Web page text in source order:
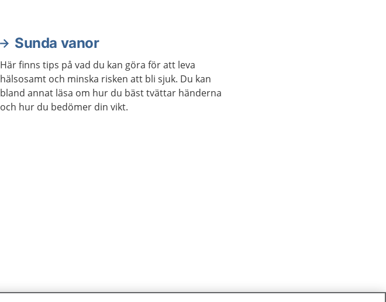
Sunda vanor
Här finns tips på vad du kan göra för att leva
hälsosamt och minska risken att bli sjuk. Du kan
bland annat läsa om hur du bäst tvättar händerna
och hur du bedömer din vikt.